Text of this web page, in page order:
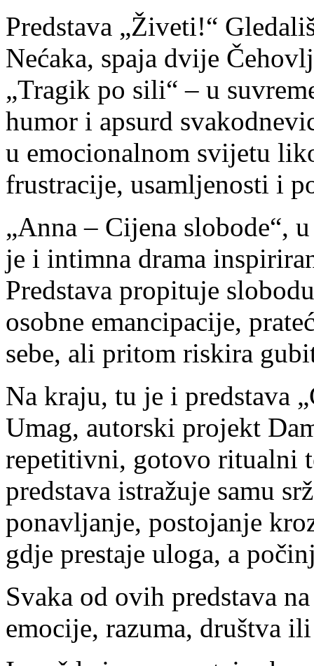
Predstava „Živeti!“
Nećaka, spaja dvije
„Tragik po sili“ – u
humor i apsurd
u emocionalnom svijetu
frustracije, usamljenosti i
„Anna – Cijena slobode“,
je i intimna drama
Predstava propituje
osobne emancipacije,
sebe, ali pritom riskira
Na kraju, tu je i predstava
Umag, autorski projekt
repetitivni, gotovo ritualni
predstava istražuje samu
ponavljanje, postojanje
gdje prestaje uloga, a
Svaka od ovih predstava
emocije, razuma, društva